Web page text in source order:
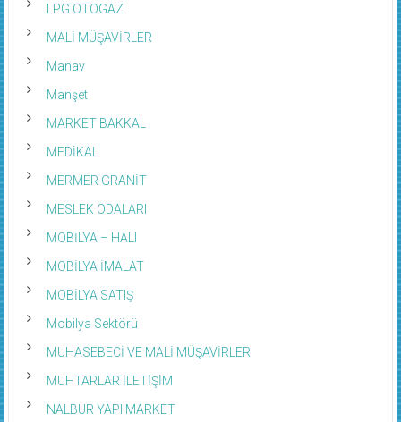
LPG OTOGAZ
MALİ MÜŞAVİRLER
Manav
Manşet
MARKET BAKKAL
MEDİKAL
MERMER GRANİT
MESLEK ODALARI
MOBİLYA – HALI
MOBİLYA İMALAT
MOBİLYA SATIŞ
Mobilya Sektörü
MUHASEBECİ VE MALİ MÜŞAVİRLER
MUHTARLAR İLETİŞİM
NALBUR YAPI MARKET